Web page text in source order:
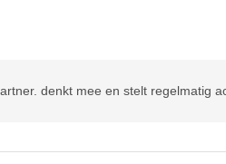
denkt mee en stelt regelmatig